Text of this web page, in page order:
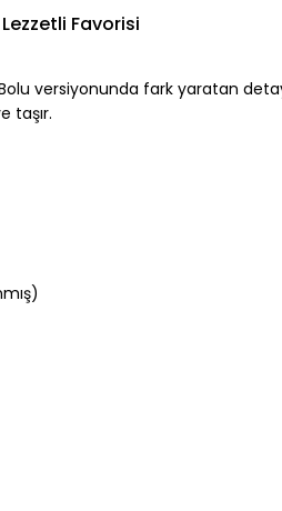
Favorisi
versiyonunda fark yaratan
taşır.